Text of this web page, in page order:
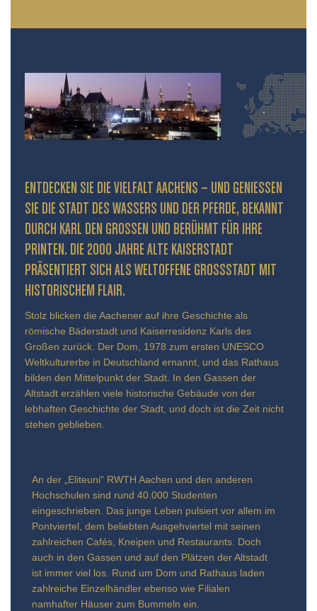
ENTDECKEN SIE DIE VIELFALT AACHENS – UND GENIESSEN S
IE DIE STADT DES WASSERS UND DER PFERDE, BEKANNT D
URCH KARL DEN GROSSEN UND BERÜHMT FÜR IHRE PR
INTEN. DIE 2000 JAHRE ALTE KAISERSTADT PR
ÄSENTIERT SICH ALS WELTOFFENE GROSSSTADT MIT HIS
TORISCHEM FLAIR.
Stolz blicken die Aachener auf ihre Geschichte als
römische Bäderstadt und Kaiserresidenz Karls des
Großen zurück. Der Dom, 1978 zum ersten UNESCO
Weltkulturerbe in Deutschland ernannt, und das Rathaus
bilden den Mittelpunkt der Stadt. In den Gassen der
Altstadt erzählen viele historische Gebäude von der
lebhaften Geschichte der Stadt, und doch ist die Zeit nicht
stehen geblieben.
An der „Eliteuni“ RWTH Aachen und den anderen
Hochschulen sind rund 40.000 Studenten
eingeschrieben. Das junge Leben pulsiert vor allem im
Pontviertel, dem beliebten Ausgehviertel mit seinen
zahlreichen Cafés, Kneipen und Restaurants. Doch
auch in den Gassen und auf den Plätzen der Altstadt
ist immer viel los. Rund um Dom und Rathaus laden
zahlreiche Einzelhändler ebenso wie Filialen
namhafter Häuser zum Bummeln ein.